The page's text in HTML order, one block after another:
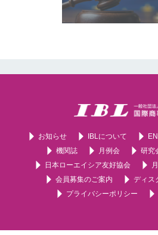
お知らせ IBLについて
機関誌
月例会 研究
日本ローエイシア友好協会
会員募集のご案内
ディス
プライバシーポリシー